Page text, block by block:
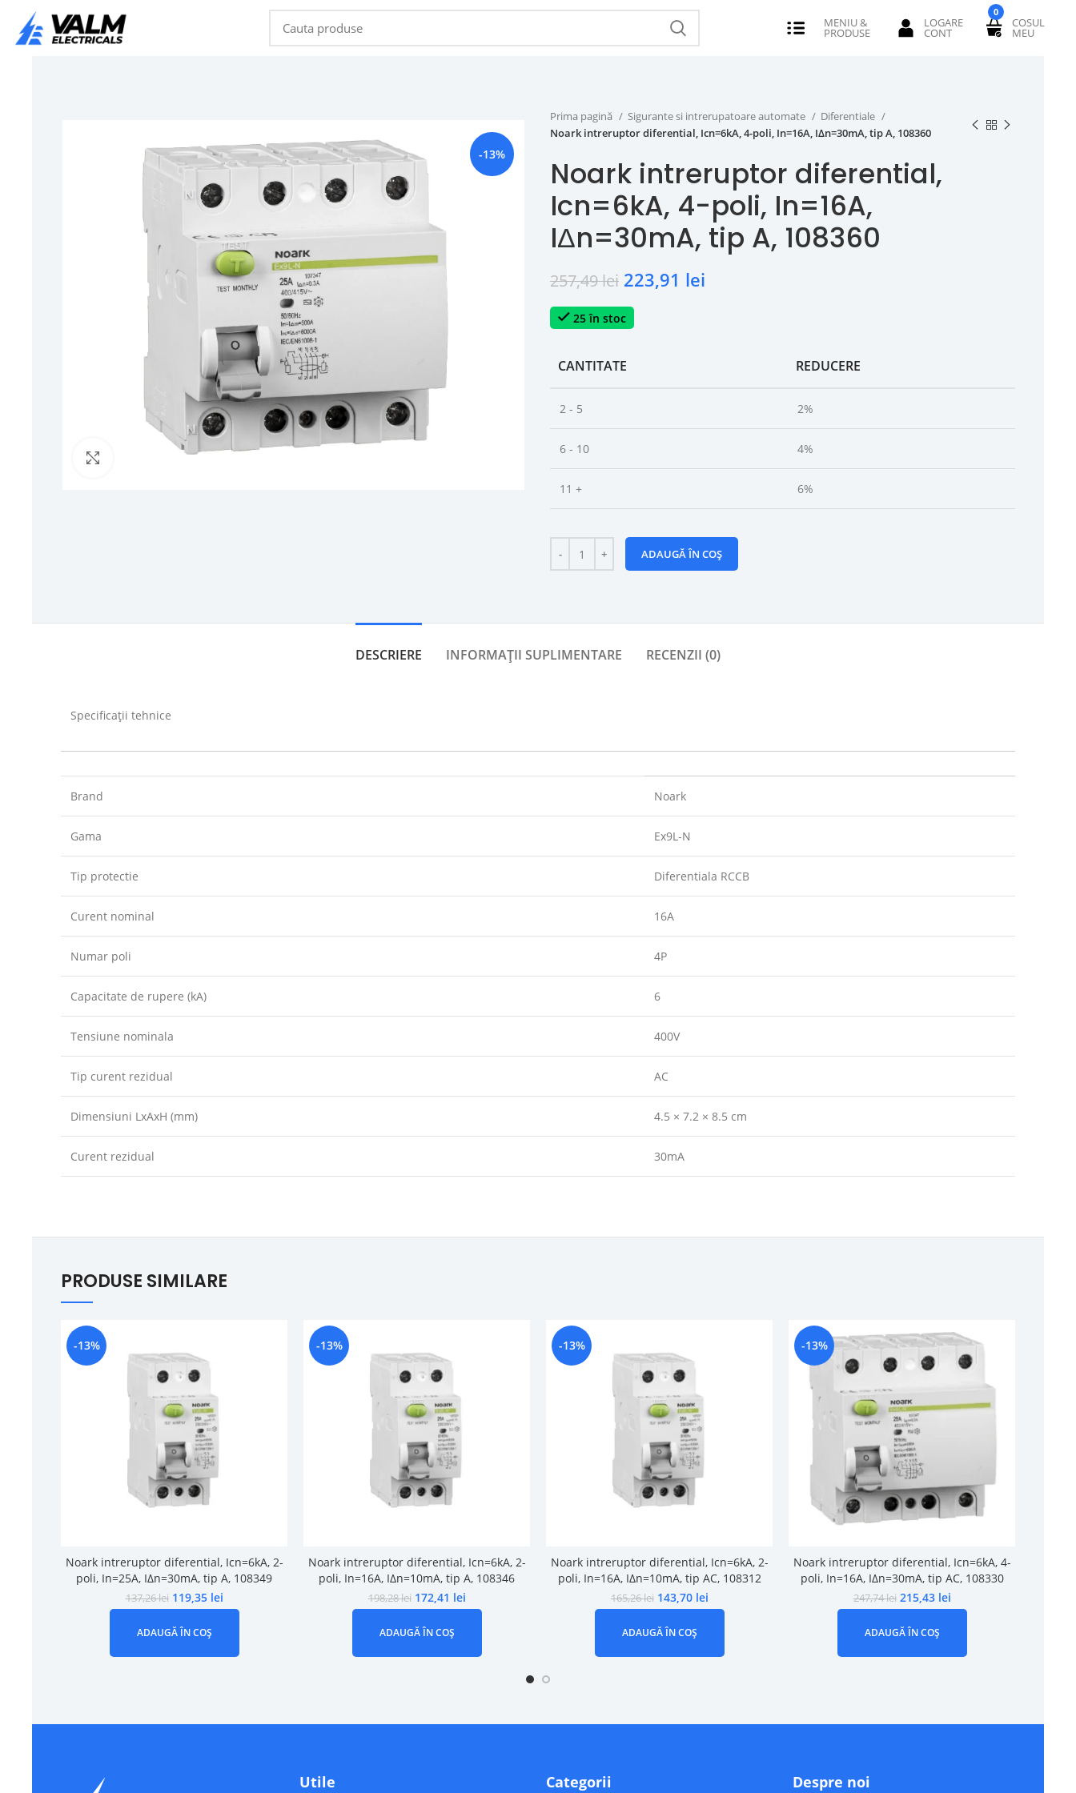
0
-13%
Click to enlarge
Prima pagină Sigurante si intrerupatoare automate
Diferentiale
Noark intreruptor diferential, Icn=6kA, 4-poli, In=16A, IΔn=30mA, tip A, 108360
Noark intreruptor diferential,
Icn=6kA, 4-poli, In=16A,
IΔn=30mA, tip A, 108360
257,49lei 223,91 lei
25 în stoc
CANTITATE REDUCERE
2 - 5 2%
6 - 10 4%
11 + 6%
ADAUGĂ ÎN COȘ
DESCRIERE INFORMAȚII SUPLIMENTARE RECENZII (0)
Specificații tehnice
Brand Noark
Gama Ex9L-N
Tip protectie Diferentiala RCCB
Curent nominal 16A
Numar poli 4P
Capacitate de rupere (kA) 6
Tensiune nominala 400V
Tip curent rezidual AC
Dimensiuni LxAxH (mm) 4.5 × 7.2 × 8.5 cm
Curent rezidual 30mA
PRODUSE SIMILARE
-13%
Noark intreruptor diferential, Icn=6kA, 2-
poli, In=25A, IΔn=30mA, tip A, 108349
137,26lei 119,35 lei
ADAUGĂ ÎN COȘ
-13%
Noark intreruptor diferential, Icn=6kA, 2-
poli, In=16A, IΔn=10mA, tip A, 108346
198,28lei 172,41 lei
ADAUGĂ ÎN COȘ
-13%
Noark intreruptor diferential, Icn=6kA, 2-
poli, In=16A, IΔn=10mA, tip AC, 108312
165,26lei 143,70 lei
ADAUGĂ ÎN COȘ
-13%
Noark intreruptor diferential, Icn=6kA, 4-
poli, In=16A, IΔn=30mA, tip AC, 108330
247,74lei 215,43 lei
ADAUGĂ ÎN COȘ
Utile Categorii Despre noi